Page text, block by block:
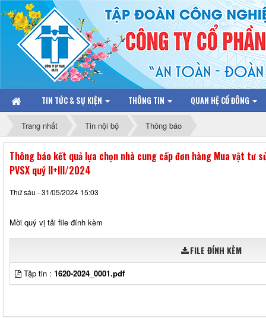
TIN TỨC & SỰ KIỆN THÔNG TIN QUAN HỆ CỔ ĐÔNG
Trang nhất Tin nội bộ Thông báo
Thông báo kết quả lựa chọn nhà cung cấp đơn hàng Mua vật tư
PVSX quý II+III/2024
Thứ sáu - 31/05/2024 15:03
Mời quý vị tải file đính kèm
FILE ĐÍNH KÈM
Tập tin : 1620-2024_0001.pdf